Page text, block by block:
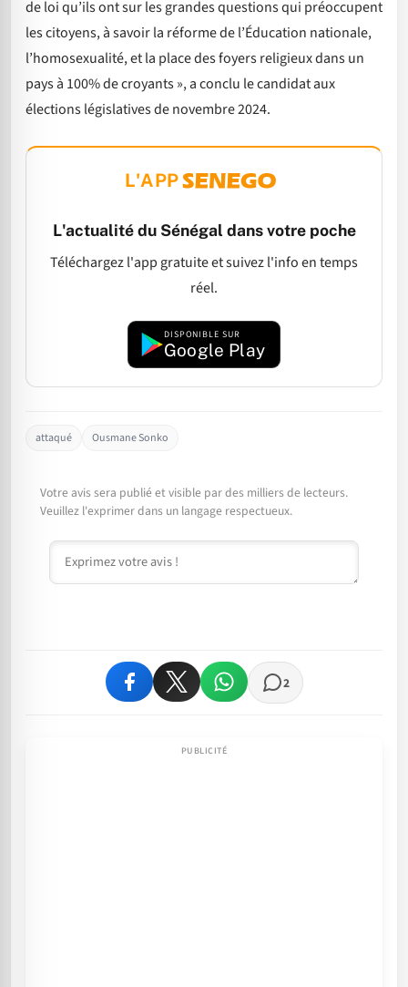
de loi qu’ils ont sur les grandes questions qui préoccupent
les citoyens, à savoir la réforme de l’Éducation nationale,
l’homosexualité, et la place des foyers religieux dans un
pays à 100% de croyants », a conclu le candidat aux
élections législatives de novembre 2024.
L'APP
L'actualité du Sénégal dans votre poche
Téléchargez l'app gratuite et suivez l'info en temps
réel.
DISPONIBLE SUR
Google Play
attaqué Ousmane Sonko
Votre avis sera publié et visible par des milliers de lecteurs.
Veuillez l'exprimer dans un langage respectueux.
Commentaire
2